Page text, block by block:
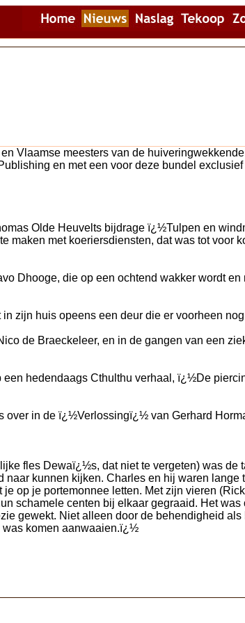
Vlaamse meesters van de
en met een voor deze bundel
Olde Heuvelts bijdrage ï¿½Tulpen en
met koeriersdiensten, dat was tot voor
Dhooge, die op een ochtend wakker wordt
zijn huis opeens een deur die er voorheen
de Braeckeleer, en in de gangen van een
hedendaags Cthulthu verhaal, ï¿½De
over in de ï¿½Verlossingï¿½ van Gerhard
fles Dewaï¿½s, dat niet te vergeten) was de
kunnen kijken. Charles en hij waren lange
op je portemonnee letten. Met zijn vieren
schamele centen bij elkaar gegraaid. Het was
gewekt. Niet alleen door de behendigheid
was komen aanwaaien.ï¿½